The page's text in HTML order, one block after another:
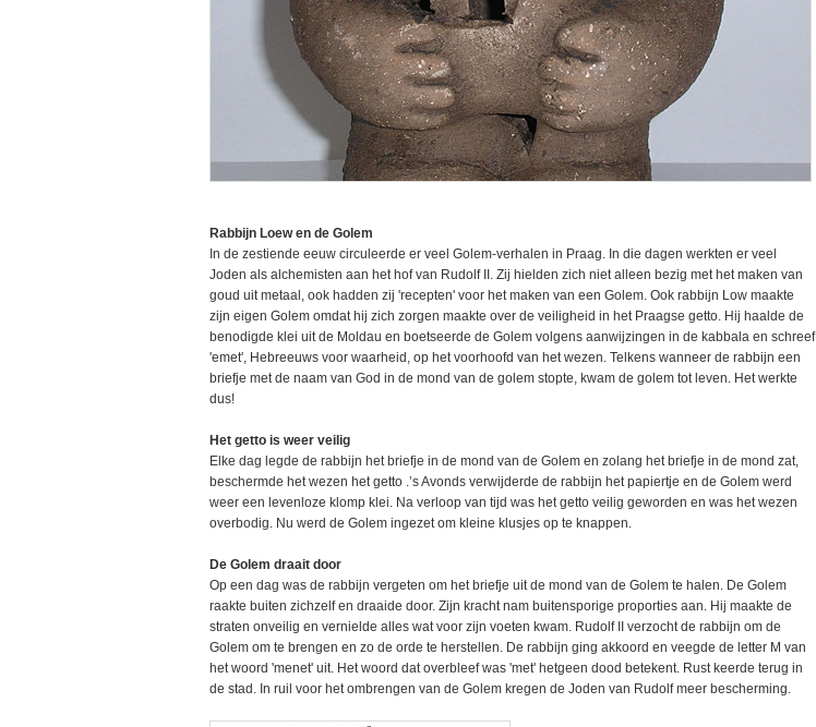
Rabbijn Loew en de Golem
In de zestiende eeuw circuleerde er veel Golem-verhalen in Praag. In die dagen werkten er veel
Joden als alchemisten aan het hof van Rudolf II. Zij hielden zich niet alleen bezig met het maken van
goud uit metaal, ook hadden zij 'recepten' voor het maken van een Golem. Ook rabbijn Low maakte
zijn eigen Golem omdat hij zich zorgen maakte over de veiligheid in het Praagse getto. Hij haalde de
benodigde klei uit de Moldau en boetseerde de Golem volgens aanwijzingen in de kabbala en schreef
'emet', Hebreeuws voor waarheid, op het voorhoofd van het wezen. Telkens wanneer de rabbijn een
briefje met de naam van God in de mond van de golem stopte, kwam de golem tot leven. Het werkte
dus!
Het getto is weer veilig
Elke dag legde de rabbijn het briefje in de mond van de Golem en zolang het briefje in de mond zat,
beschermde het wezen het getto .’s Avonds verwijderde de rabbijn het papiertje en de Golem werd
weer een levenloze klomp klei. Na verloop van tijd was het getto veilig geworden en was het wezen
overbodig. Nu werd de Golem ingezet om kleine klusjes op te knappen.
De Golem draait door
Op een dag was de rabbijn vergeten om het briefje uit de mond van de Golem te halen. De Golem
raakte buiten zichzelf en draaide door. Zijn kracht nam buitensporige proporties aan. Hij maakte de
straten onveilig en vernielde alles wat voor zijn voeten kwam. Rudolf II verzocht de rabbijn om de
Golem om te brengen en zo de orde te herstellen. De rabbijn ging akkoord en veegde de letter M van
het woord 'menet' uit. Het woord dat overbleef was 'met' hetgeen dood betekent. Rust keerde terug in
de stad. In ruil voor het ombrengen van de Golem kregen de Joden van Rudolf meer bescherming.